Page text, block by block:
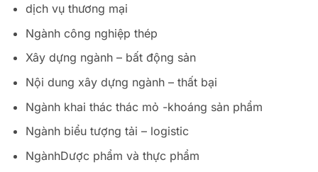
dịch vụ thương mại
Ngành công nghiệp thép
Xây dựng ngành – bất động sản
Nội dung xây dựng ngành – thất bại
Ngành khai thác thác mỏ -khoáng sản phẩm
Ngành biểu tượng tải – logistic
NgànhDược phẩm và thực phẩm